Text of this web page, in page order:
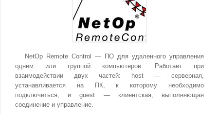
NetOp Remote Control — ПО для удаленного управления
одним или группой компьютеров. Работает при
взаимодействии двух частей: host — серверная,
устанавливается на ПК, к которому необходимо
подключиться, и guest — клиентская, выполняющая
соединение и управление.